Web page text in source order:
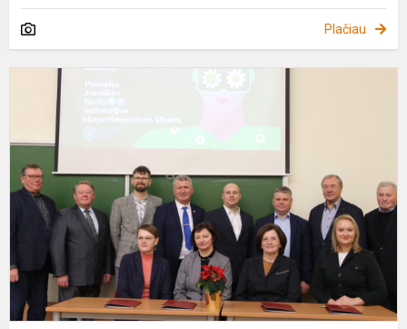
Plačiau